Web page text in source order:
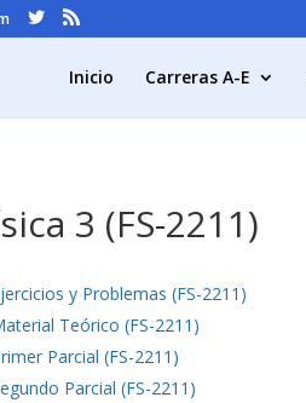
Inicio Carreras A-E
3 (FS-2211)
y Problemas (FS-2211)
Teórico (FS-2211)
Parcial (FS-2211)
Parcial (FS-2211)